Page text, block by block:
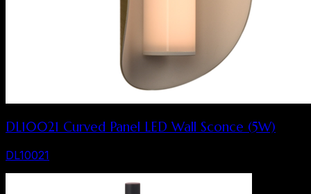
DL10021 Curved Panel LED Wall Sconce (5W)
DL10021